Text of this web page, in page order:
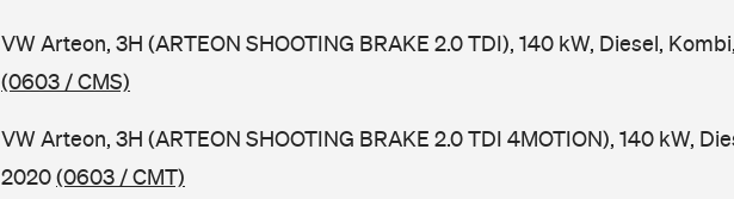
VW Arteon, 3H (ARTEON SHOOTING BRAKE 2.0 TDI), 140 kW, Diesel,
(0603 / CMS)
VW Arteon, 3H (ARTEON SHOOTING BRAKE 2.0 TDI 4MOTION), 140 kW,
2020(0603 / CMT)